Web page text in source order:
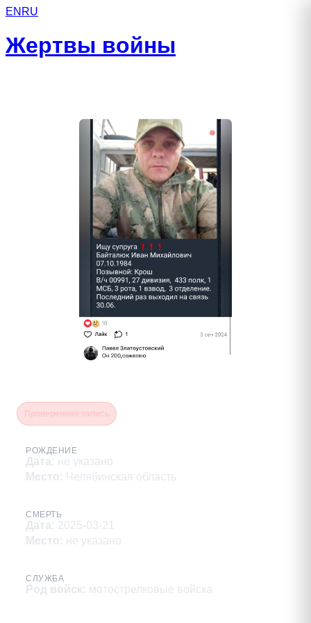
EN RU
Жертвы войны
РОЖДЕНИЕ
Дата: не указано
Место: Челябинская область
СМЕРТЬ
Дата: 2025-03-21
Место: не указано
СЛУЖБА
Род войск: мотострелковые войска